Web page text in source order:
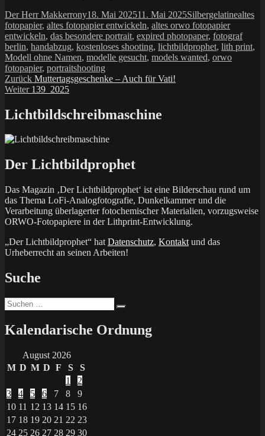
Autor
Der Herr MakkerronyVeröffentlicht
am
18. Mai 202511. Mai 2025Kategorien
Silbergelatinealtes
fotopapier, altes fotopapier entwickeln, altes orwo fotopapier
entwickeln, das besondere portrait, expired photopaper, fotograf
berlin, handabzug, kostenloses shooting, lichtbildprophet, lith print,
Modell ohne Namen, modelle gesucht, models wanted, orwo
fotopapier, portraitshooting
Beitragsnavigation
Zurück Vorheriger
Beitrag:
Muttertagsgeschenke – Auch für Vati!
Weiter Nächster
139_2025
Lichtbildschreibmaschine
Der Lichtbildprophet
Das Magazin ‚Der Lichtbildprophet‘ ist eine Bilderschau rund um
das Thema LoFi-Analogfotografie, Dunkelkammer und die
Verarbeitung überlagerter fotochemischer Materialien, vorzugsweise
ORWO-Fotopapiere in der Lithprint-Entwicklung.
„Der Lichtbildprophet“ hat Datenschutz, Kontakt und das
Urheberrecht an seinen Arbeiten!
Suche
Suchen
nach:
Kalendarische Ordnung
August 2026
M D M D F S
S
1
2
3
4 5 6 7 8
9
10 11 12 13 14 15 16
17 18 19 20 21 22 23
24 25 26 27 28 29 30